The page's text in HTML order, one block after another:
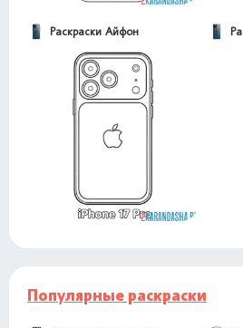
Раскраски Айфон
Популярные раскраски